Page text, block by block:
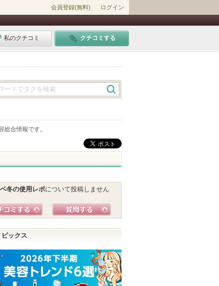
会員登録(無料) ログイン
私のクチコミ クチコミする
総合情報です。
冬の使用レポについて投稿しません
ックス